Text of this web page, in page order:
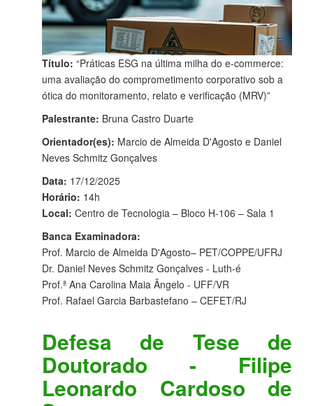
Título: “Práticas ESG na última milha do e-commerce:
uma avaliação do comprometimento corporativo sob a
ótica do monitoramento, relato e verificação (MRV)”
Palestrante: Bruna Castro Duarte
Orientador(es): Marcio de Almeida D'Agosto e Daniel
Neves Schmitz Gonçalves
Data: 17/12/2025
Horário: 14h
Local: Centro de Tecnologia – Bloco H-106 – Sala 1
Banca Examinadora:
Prof. Marcio de Almeida D'Agosto– PET/COPPE/UFRJ
Dr. Daniel Neves Schmitz Gonçalves - Luth-é
Prof.ª Ana Carolina Maia Ângelo - UFF/VR
Prof. Rafael Garcia Barbastefano – CEFET/RJ
Defesa de Tese de
Doutorado - Filipe
Leonardo Cardoso de